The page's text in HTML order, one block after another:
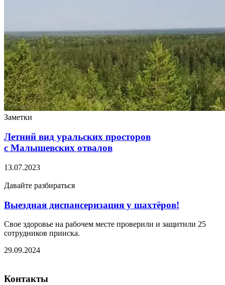
Заметки
Летний вид уральских просторов
с Малышевских отвалов
13.07.2023
Давайте разбираться
Выездная диспансеризация у шахтёров!
Свое здоровье на рабочем месте проверили и защитили 25
сотрудников прииска.
29.09.2024
Контакты